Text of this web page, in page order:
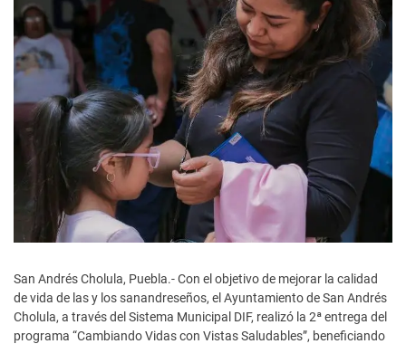
San Andrés Cholula, Puebla.- Con el objetivo de mejorar la calidad
de vida de las y los sanandreseños, el Ayuntamiento de San Andrés
Cholula, a través del Sistema Municipal DIF, realizó la 2ª entrega del
programa “Cambiando Vidas con Vistas Saludables”, beneficiando